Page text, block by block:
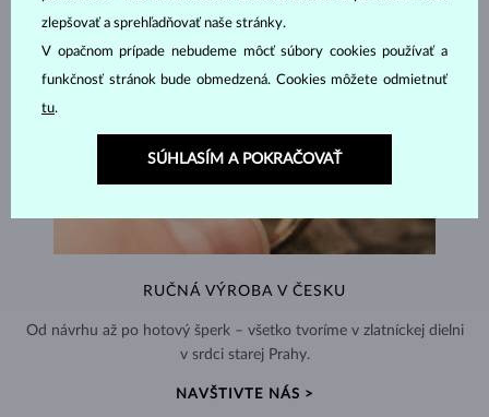
RUČNÁ VÝROBA V ČESKU
Od návrhu až po hotový šperk – všetko tvoríme v zlatníckej dielni
v srdci starej Prahy.
NAVŠTIVTE NÁS >
zlepšovať a sprehľadňovať naše stránky.
V opačnom prípade nebudeme môcť súbory cookies používať a
funkčnosť stránok bude obmedzená. Cookies môžete odmietnuť
tu.
SÚHLASÍM A POKRAČOVAŤ